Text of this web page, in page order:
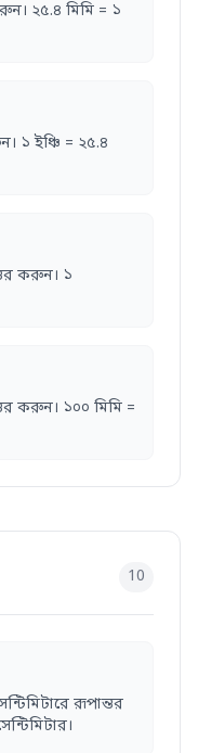
২৫.৪ মিমি = ১
১ ইঞ্চি = ২৫.৪
করুন। ১
করুন। ১০০ মিমি =
10
রূপান্তর